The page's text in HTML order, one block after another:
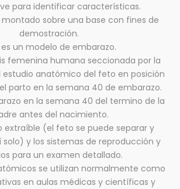
para identificar características.
sobre una base con fines de
demostración.
es un modelo de embarazo.
femenina humana seccionada por la
estudio anatómico del feto en posición
parto en la semana 40 de embarazo.
en la semana 40 del termino de la
antes del nacimiento.
extraíble (el feto se puede separar y
solo) y los sistemas de reproducción y
para un examen detallado.
se utilizan normalmente como
en aulas médicas y científicas y